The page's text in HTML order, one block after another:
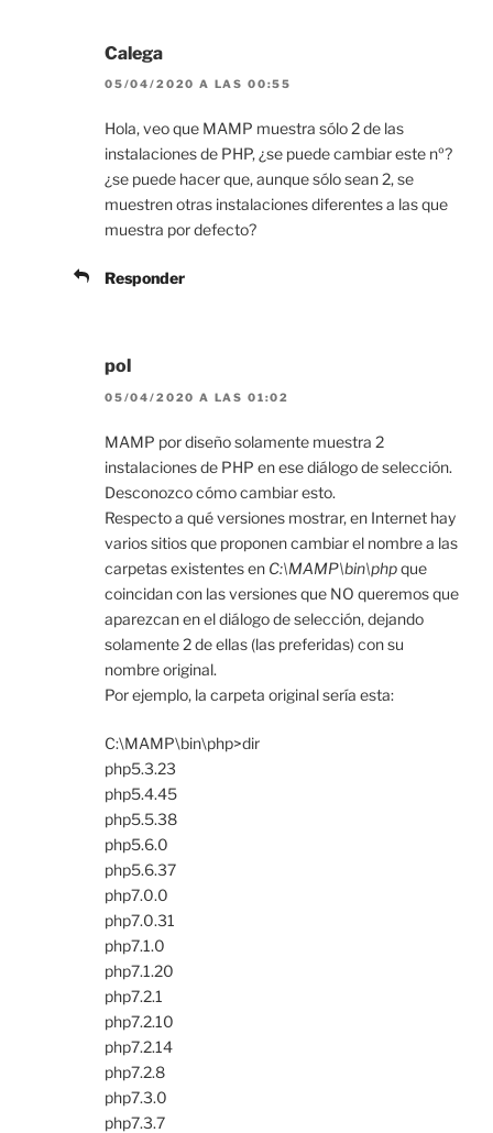
Calega
05/04/2020 A LAS 00:55
Hola, veo que MAMP muestra sólo 2 de las
instalaciones de PHP, ¿se puede cambiar este nº?
¿se puede hacer que, aunque sólo sean 2, se
muestren otras instalaciones diferentes a las que
muestra por defecto?
Responder
pol
05/04/2020 A LAS 01:02
MAMP por diseño solamente muestra 2
instalaciones de PHP en ese diálogo de selección.
Desconozco cómo cambiar esto.
Respecto a qué versiones mostrar, en Internet hay
varios sitios que proponen cambiar el nombre a las
carpetas existentes en C:\MAMP\bin\phpque
coincidan con las versiones que NO queremos que
aparezcan en el diálogo de selección, dejando
solamente 2 de ellas (las preferidas) con su
nombre original.
Por ejemplo, la carpeta original sería esta:
C:\MAMP\bin\php>dir
php5.3.23
php5.4.45
php5.5.38
php5.6.0
php5.6.37
php7.0.0
php7.0.31
php7.1.0
php7.1.20
php7.2.1
php7.2.10
php7.2.14
php7.2.8
php7.3.0
php7.3.7